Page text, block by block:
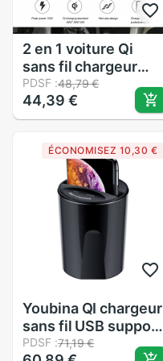
2 en 1 voiture Qi
sans fil chargeur
Pad support pour
tableau de bord
anti-dérapant tapis
Station d'accueil
chargeur de
téléphone pour
IPhone Samsung
PDSF :48,79 €
44,39 €
ÉCONOMISEZ 10,30 €
Youbina QI chargeur
sans fil USB support
de Charge pour
PDSF :71,19 €